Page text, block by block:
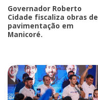
Governador Roberto
Cidade fiscaliza obras de
pavimentação em
Manicoré.